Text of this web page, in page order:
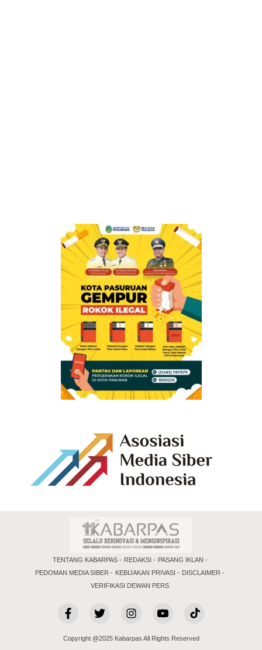
TENTANG KABARPAS REDAKSI
PASANG IKLAN
PEDOMAN MEDIA SIBER
KEBIJAKAN PRIVASI
DISCLAIMER
VERIFIKASI DEWAN PERS
Copyright @2025 Kabarpas All Rights Reserved